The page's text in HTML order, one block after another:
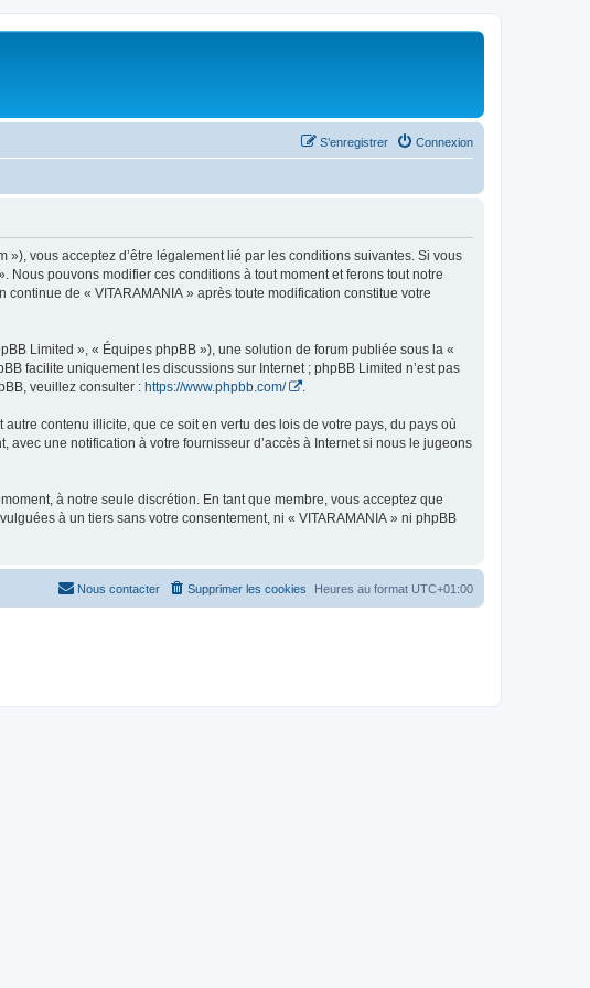
Connexion
S’enregistrer
»), vous acceptez d’être légalement lié par les conditions suivantes. Si vous
Nous pouvons modifier ces conditions à tout moment et ferons tout notre
de « VITARAMANIA » après toute modification constitue votre
Limited », « Équipes phpBB »), une solution de forum publiée sous la «
facilite uniquement les discussions sur Internet ; phpBB Limited n’est pas
veuillez consulter : https://www.phpbb.com/ .
contenu illicite, que ce soit en vertu des lois de votre pays, du pays où
une notification à votre fournisseur d’accès à Internet si nous le jugeons
à notre seule discrétion. En tant que membre, vous acceptez que
à un tiers sans votre consentement, ni « VITARAMANIA » ni phpBB
Heures au format UTC+01:00
Supprimer les cookies
Nous contacter